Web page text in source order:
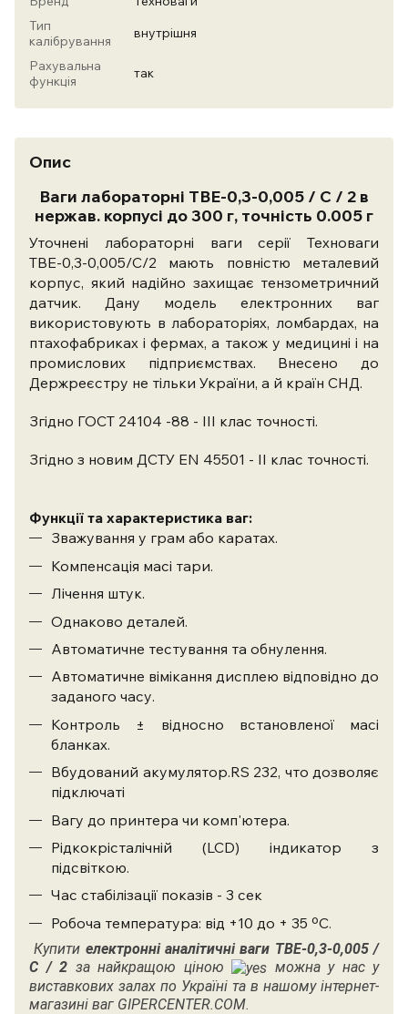
Тип
калібрування
внутрішня
Рахувальна
функція
так
Опис
Ваги лабораторні ТВЕ-0,3-0,005 / С / 2 в
нержав. корпусі до 300 г, точність 0.005 г
Уточнені лабораторні ваги серії Техноваги
ТВЕ-0,3-0,005/С/2 мають повністю металевий
корпус, який надійно захищає тензометричний
датчик. Дану модель електронних ваг
використовують в лабораторіях, ломбардах, на
птахофабриках і фермах, а також у медицині і на
промислових підприємствах. Внесено до
Держреєстру не тільки України, а й країн СНД.
Згідно ГОСТ 24104 -88 - III клас точності.
Згідно з новим ДСТУ EN 45501 - II клас точності.
Функції та характеристика ваг:
Зважування у грам або каратах.
Компенсація масі тари.
Лічення штук.
Однаково деталей.
Автоматичне тестування та обнулення.
Автоматичне вімікання дисплею відповідно до
заданого часу.
Контроль ± відносно встановленої масі
бланках.
Вбудований акумулятор.RS 232, что дозволяє
підключаті
Вагу до принтера чи комп'ютера.
Рідкокрісталічній (LCD) індикатор з
підсвіткою.
Час стабілізації показів - 3 сек
Робоча температура: від +10 до + 35 ºС.
Купити електронні аналітичні ваги ТВЕ-0,3-0,005 /
С / 2 за найкращою ціною
можна у нас у
виставкових залах по Україні та в нашому інтернет-
магазині ваг GIPERCENTER.COM.